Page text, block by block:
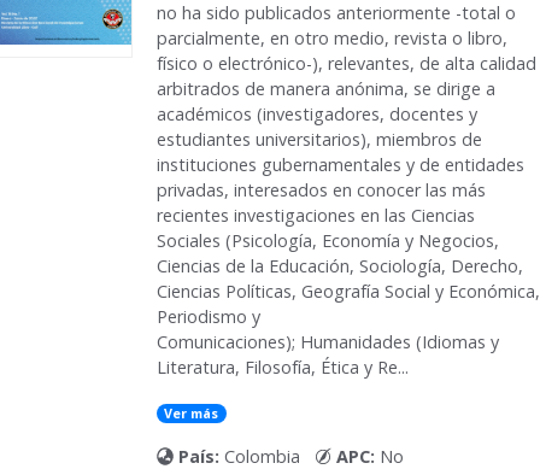
no ha sido publicados anteriormente -total o
parcialmente, en otro medio, revista o libro,
físico o electrónico-), relevantes, de alta calidad
arbitrados de manera anónima, se dirige a
académicos (investigadores, docentes y
estudiantes universitarios), miembros de
instituciones gubernamentales y de entidades
privadas, interesados en conocer las más
recientes investigaciones en las Ciencias
Sociales (Psicología, Economía y Negocios,
Ciencias de la Educación, Sociología, Derecho,
Ciencias Políticas, Geografía Social y Económica,
Periodismo y
Comunicaciones); Humanidades (Idiomas y
Literatura, Filosofía, Ética y Re...
Ver más
País: Colombia APC: No